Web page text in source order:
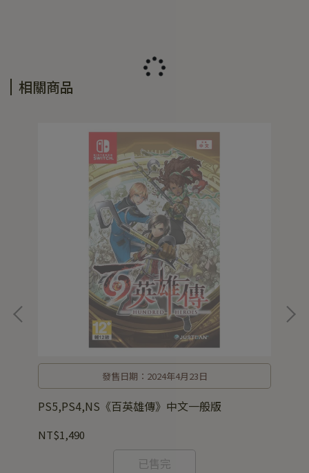
相關商品
發售日期：2024年4月23日
PS5,PS4,NS《百英雄傳》中文一般版
NT$1,490
已售完